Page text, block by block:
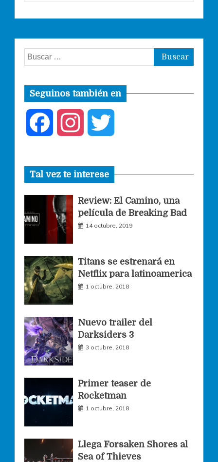
Buscar:
Seguinos también en
c
e
b
o
o
s
t
a
g
m
i
t
t
r
Tal vez te interese
Review: El Camino, una
película de Breaking Bad
14 octubre, 2019
Titans se estrenará en
Netflix para latinoamerica
1 octubre, 2018
Nuevo trailer del
Darksiders 3
3 octubre, 2018
Primer teaser de
Rocketman
1 octubre, 2018
Llega Forsaken Shores al
Sea of Thieves